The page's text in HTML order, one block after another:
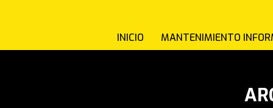
INICIO MANTENIMIENTO